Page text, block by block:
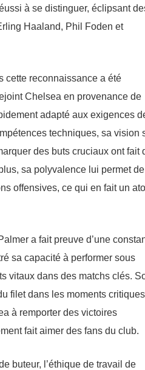
à se distinguer, éclipsant
Haaland, Phil Foden et
cette reconnaissance a été
Chelsea en provenance de
adapté aux exigences
techniques, sa vision
des buts cruciaux ont fait
sa polyvalence lui permet de
offensives, ce qui en fait un
a fait preuve d’une
sa capacité à performer sous
vitaux dans des matchs clés.
filet dans les moments
à remporter des victoires
fait aimer des fans du club.
buteur, l’éthique de travail de